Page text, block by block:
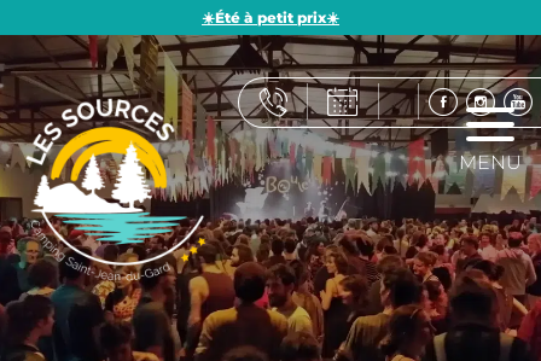
☀️Été à petit prix☀️
MENU